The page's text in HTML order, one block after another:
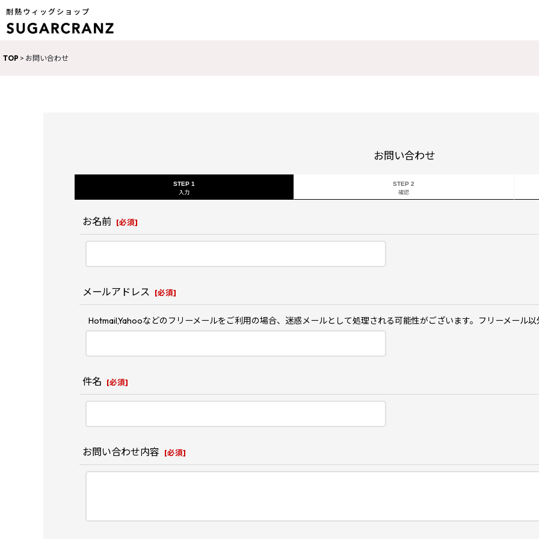
耐熱ウィッグショップ
TOP > お問い合わせ
お問い合わせ
STEP 1
入力
STEP 2
確認
お名前 [必須]
メールアドレス [必須]
Hotmail,Yahooなどのフリーメールをご利用の場合、迷惑メールとして処理される可能性がございます。フリーメール以
件名 [必須]
お問い合わせ内容 [必須]